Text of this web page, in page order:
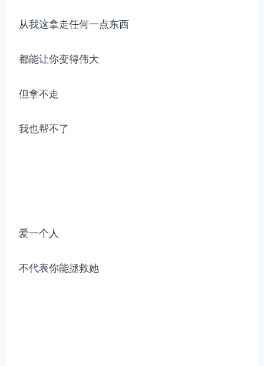
从我这拿走任何一点东西
都能让你变得伟大
但拿不走
我也帮不了
爱一个人
不代表你能拯救她